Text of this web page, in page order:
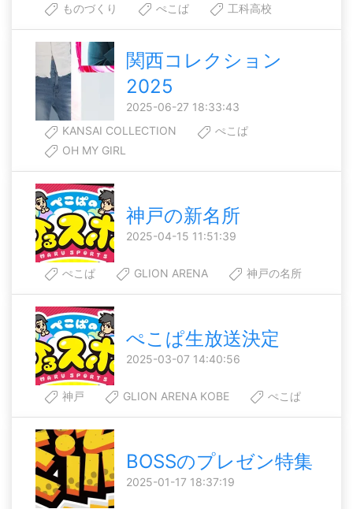
ものづくり
ぺこぱ 工科高校
関西コレクション
2025
2025-06-27 18:33:43
KANSAI COLLECTION
ぺこぱ
OH MY GIRL
神戸の新名所
2025-04-15 11:51:39
ぺこぱ GLION ARENA 神戸の名所
ぺこぱ生放送決定
2025-03-07 14:40:56
神戸 GLION ARENA KOBE ぺこぱ
BOSSのプレゼン特集
2025-01-17 18:37:19